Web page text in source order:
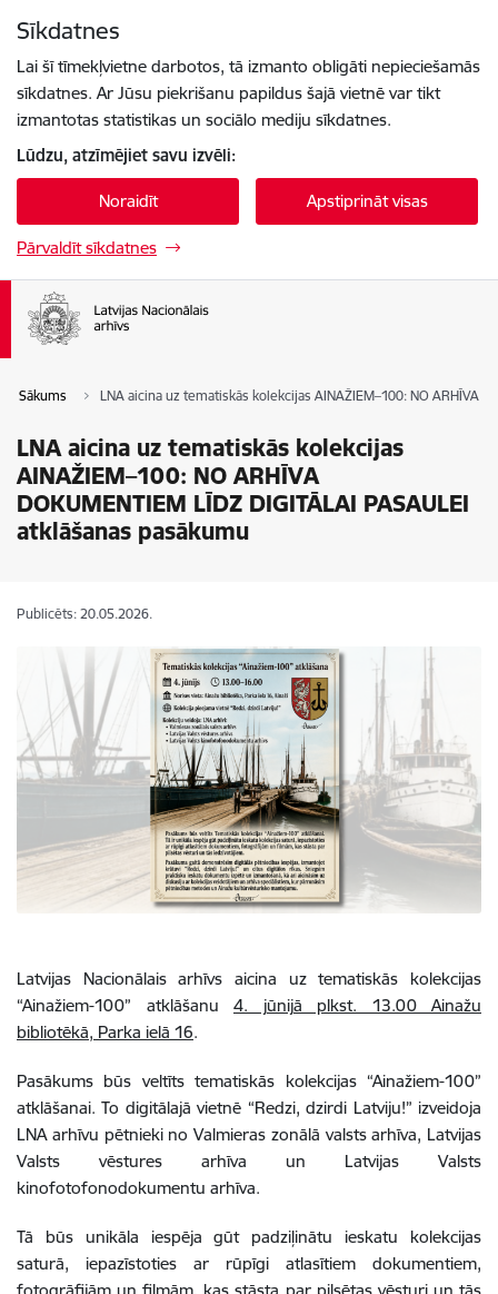
Sīkdatnes
Lai šī tīmekļvietne darbotos, tā izmanto obligāti nepieciešamās
sīkdatnes. Ar Jūsu piekrišanu papildus šajā vietnē var tikt
izmantotas statistikas un sociālo mediju sīkdatnes.
Lūdzu, atzīmējiet savu izvēli:
Noraidīt Apstiprināt visas
Pārvaldīt sīkdatnes
Sākums LNA aicina uz tematiskās kolekcijas AINAŽIEM–100: NO ARHĪVA
LNA aicina uz tematiskās kolekcijas
AINAŽIEM–100: NO ARHĪVA
DOKUMENTIEM LĪDZ DIGITĀLAI PASAULEI
atklāšanas pasākumu
Publicēts: 20.05.2026.
Latvijas Nacionālais arhīvs aicina uz tematiskās kolekcijas
“Ainažiem-100” atklāšanu 4. jūnijā plkst. 13.00 Ainažu
bibliotēkā, Parka ielā 16.
Pasākums būs veltīts tematiskās kolekcijas “Ainažiem-100”
atklāšanai. To digitālajā vietnē “Redzi, dzirdi Latviju!” izveidoja
LNA arhīvu pētnieki no Valmieras zonālā valsts arhīva, Latvijas
Valsts vēstures arhīva un Latvijas Valsts
kinofotofonodokumentu arhīva.
Tā būs unikāla iespēja gūt padziļinātu ieskatu kolekcijas
saturā, iepazīstoties ar rūpīgi atlasītiem dokumentiem,
fotogrāfijām un filmām, kas stāsta par pilsētas vēsturi un tās